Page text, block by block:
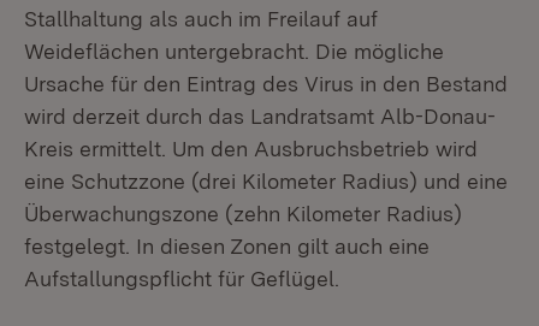
Stallhaltung als auch im Freilauf auf
Weideflächen untergebracht. Die mögliche
Ursache für den Eintrag des Virus in den Bestand
wird derzeit durch das Landratsamt Alb-Donau-
Kreis ermittelt. Um den Ausbruchsbetrieb wird
eine Schutzzone (drei Kilometer Radius) und eine
Überwachungszone (zehn Kilometer Radius)
festgelegt. In diesen Zonen gilt auch eine
Aufstallungspflicht für Geflügel.